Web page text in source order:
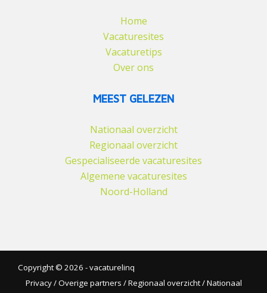
Home
Vacaturesites
Vacaturetips
Over ons
MEEST GELEZEN
Nationaal overzicht
Regionaal overzicht
Gespecialiseerde vacaturesites
Algemene vacaturesites
Noord-Holland
Copyright © 2026 - vacaturelinq
Privacy/Overige partners /Regionaal overzicht/Nationaal